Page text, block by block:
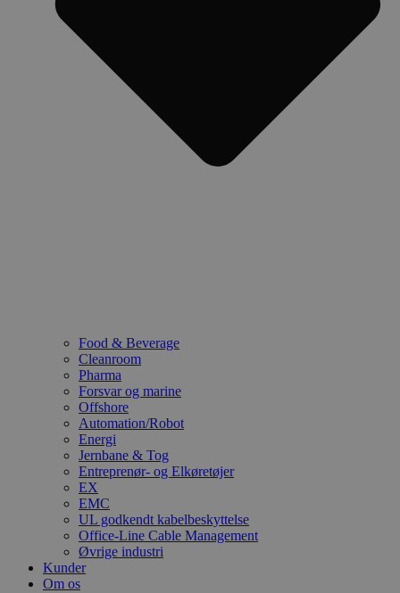
Food & Beverage
Cleanroom
Pharma
Forsvar og marine
Offshore
Automation/Robot
Energi
Jernbane & Tog
Entreprenør- og Elkøretøjer
EX
EMC
UL godkendt kabelbeskyttelse
Office-Line Cable Management
Øvrige industri
Kunder
Om os